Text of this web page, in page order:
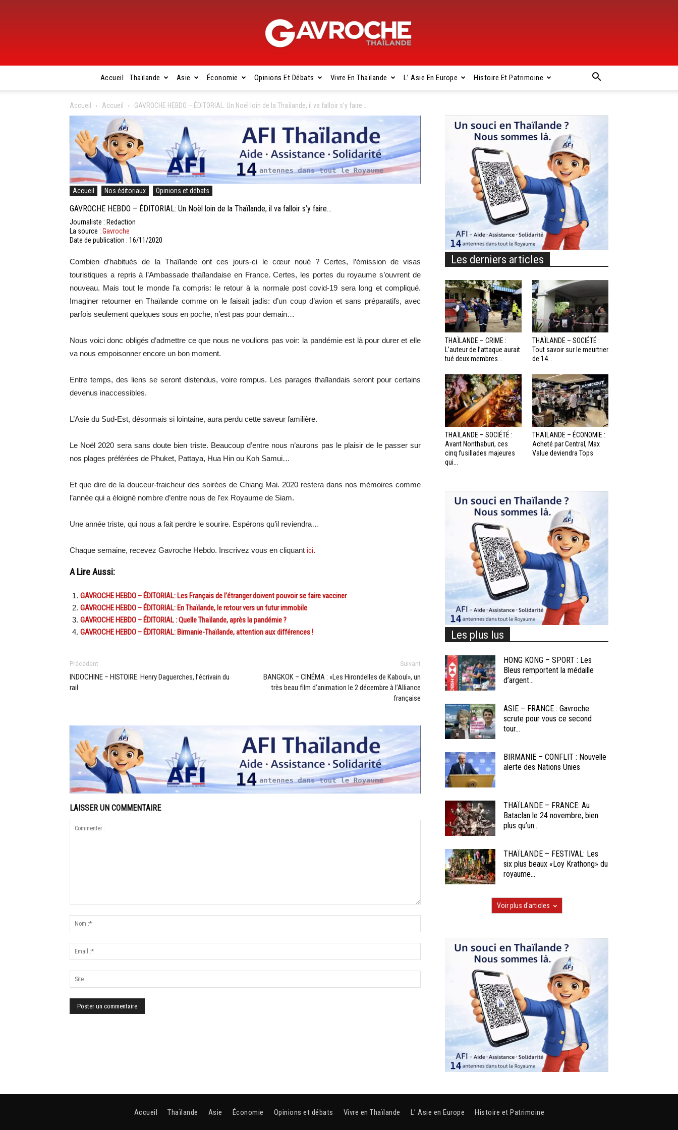
Gavroche
Thaïlande
Accueil Thaïlande Asie Économie Opinions Et Débats Vivre En Thaïlande L’ Asie En Europe Histoire Et Patrimoine
Accueil Accueil GAVROCHE HEBDO – ÉDITORIAL: Un Noël loin de la Thaïlande, il va falloir s’y faire…
Accueil Nos éditoriaux Opinions et débats
GAVROCHE HEBDO – ÉDITORIAL: Un Noël loin de la Thaïlande, il va falloir s’y faire…
Journaliste : Redaction
La source : Gavroche
Date de publication : 16/11/2020
Combien d’habitués de la Thaïlande ont ces jours-ci le cœur noué ? Certes, l’émission de visas
touristiques a repris à l’Ambassade thaïlandaise en France. Certes, les portes du royaume s’ouvrent de
nouveau. Mais tout le monde l’a compris: le retour à la normale post covid-19 sera long et compliqué.
Imaginer retourner en Thaïlande comme on le faisait jadis: d’un coup d’avion et sans préparatifs, avec
parfois seulement quelques sous en poche, n’est pas pour demain…
Nous voici donc obligés d’admettre ce que nous ne voulions pas voir: la pandémie est là pour durer et elle
va nous empoisonner encore un bon moment.
Entre temps, des liens se seront distendus, voire rompus. Les parages thaïlandais seront pour certains
devenus inaccessibles.
L’Asie du Sud-Est, désormais si lointaine, aura perdu cette saveur familière.
Le Noël 2020 sera sans doute bien triste. Beaucoup d’entre nous n’aurons pas le plaisir de le passer sur
nos plages préférées de Phuket, Pattaya, Hua Hin ou Koh Samui…
Et que dire de la douceur-fraicheur des soirées de Chiang Mai. 2020 restera dans nos mémoires comme
l’année qui a éloigné nombre d’entre nous de l’ex Royaume de Siam.
Une année triste, qui nous a fait perdre le sourire. Espérons qu’il reviendra…
Chaque semaine, recevez Gavroche Hebdo. Inscrivez vous en cliquant ici.
A Lire Aussi:
GAVROCHE HEBDO – ÉDITORIAL: Les Français de l’étranger doivent pouvoir se faire vacciner
GAVROCHE HEBDO – ÉDITORIAL: En Thaïlande, le retour vers un futur immobile
GAVROCHE HEBDO – ÉDITORIAL : Quelle Thaïlande, après la pandémie ?
GAVROCHE HEBDO – ÉDITORIAL: Birmanie-Thaïlande, attention aux différences !
Précédent
INDOCHINE – HISTOIRE: Henry Daguerches, l’écrivain du
rail
Suivant
BANGKOK – CINÉMA : «Les Hirondelles de Kaboul», un
très beau film d’animation le 2 décembre à l’Alliance
française
LAISSER UN COMMENTAIRE
Les derniers articles
THAÏLANDE – CRIME :
L’auteur de l’attaque aurait
tué deux membres...
THAÏLANDE – SOCIÉTÉ :
Tout savoir sur le meurtrier
de 14...
THAÏLANDE – SOCIÉTÉ :
Avant Nonthaburi, ces
cinq fusillades majeures
qui...
THAÏLANDE – ÉCONOMIE :
Acheté par Central, Max
Value deviendra Tops
Les plus lus
HONG KONG – SPORT : Les
Bleus remportent la médaille
d’argent...
ASIE – FRANCE : Gavroche
scrute pour vous ce second
tour...
BIRMANIE – CONFLIT : Nouvelle
alerte des Nations Unies
THAÏLANDE – FRANCE: Au
Bataclan le 24 novembre, bien
plus qu’un...
THAÏLANDE – FESTIVAL: Les
six plus beaux «Loy Krathong» du
royaume...
Voir plus d'articles
Accueil Thaïlande Asie Économie Opinions et débats Vivre en Thaïlande L’ Asie en Europe Histoire et Patrimoine